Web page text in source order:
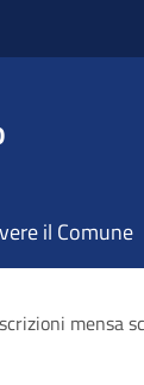
il Comune
mensa